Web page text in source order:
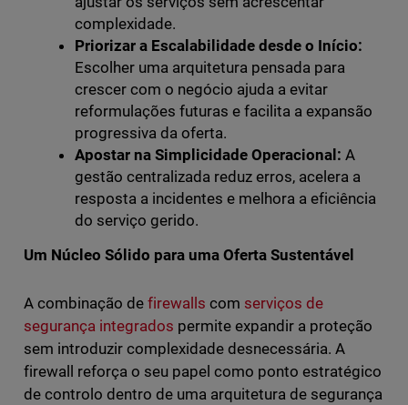
complexidade.
Priorizar a Escalabilidade desde o Início:
Escolher uma arquitetura pensada para
crescer com o negócio ajuda a evitar
reformulações futuras e facilita a expansão
progressiva da oferta.
Apostar na Simplicidade Operacional: A
gestão centralizada reduz erros, acelera a
resposta a incidentes e melhora a eficiência
do serviço gerido.
Um Núcleo Sólido para uma Oferta Sustentável
A combinação de firewalls com serviços de
segurança integrados permite expandir a proteção
sem introduzir complexidade desnecessária. A
firewall reforça o seu papel como ponto estratégico
de controlo dentro de uma arquitetura de segurança